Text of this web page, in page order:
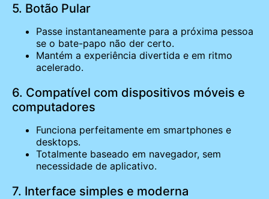
5. Botão Pular
Passe instantaneamente para a próxima pessoa
se o bate-papo não der certo.
Mantém a experiência divertida e em ritmo
acelerado.
6. Compatível com dispositivos móveis e
computadores
Funciona perfeitamente em smartphones e
desktops.
Totalmente baseado em navegador, sem
necessidade de aplicativo.
7. Interface simples e moderna